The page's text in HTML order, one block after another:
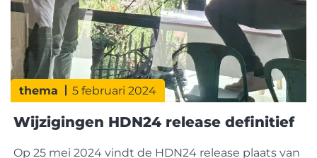
thema 5 februari 2024
Wijzigingen HDN24 release definitief
Op 25 mei 2024 vindt de HDN24 release plaats van